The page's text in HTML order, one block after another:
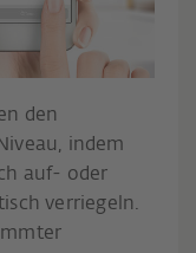
den
indem
auf- oder
verriegeln.